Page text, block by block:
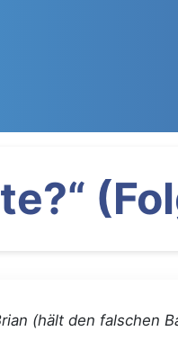
(hält den falschen